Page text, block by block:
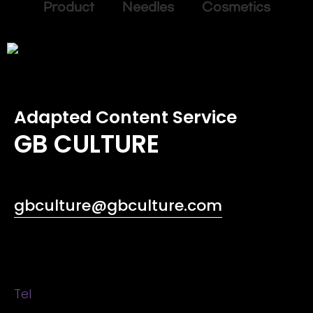
Product Needles Cosmetics
Adapted Content Service
GB CULTURE
gbculture@gbculture.com
Tel